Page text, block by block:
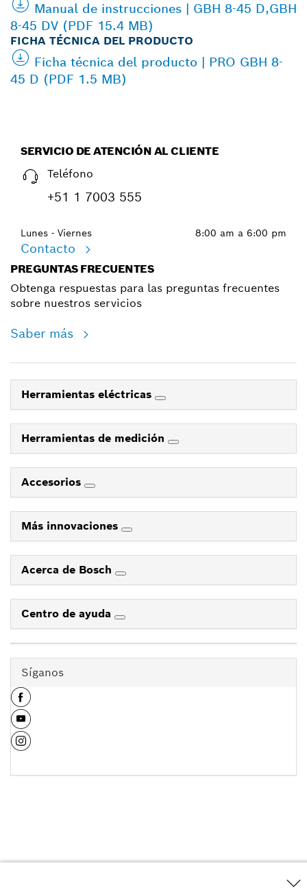
Manual de instrucciones | GBH 8-45 D,GBH
8-45 DV (PDF 15.4 MB)
FICHA TÉCNICA DEL PRODUCTO
Ficha técnica del producto | PRO GBH 8-
45 D (PDF 1.5 MB)
SERVICIO DE ATENCIÓN AL CLIENTE
Teléfono
+51 1 7003 555
Lunes - Viernes 8:00 am a 6:00 pm
Contacto
PREGUNTAS FRECUENTES
Obtenga respuestas para las preguntas frecuentes
sobre nuestros servicios
Saber más
Herramientas eléctricas
Herramientas de medición
Accesorios
Más innovaciones
Acerca de Bosch
Centro de ayuda
Síganos